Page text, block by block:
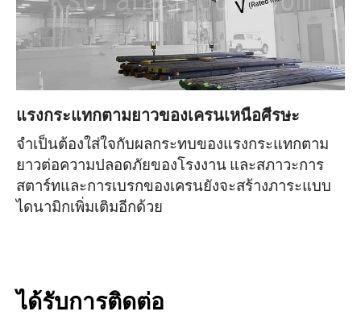
แรงกระแทกตามยาวของเครนเหนือศีรษะ
จำเป็นต้องใส่ใจกับผลกระทบของแรงกระแทกตาม
ยาวต่อความปลอดภัยของโรงงาน และสภาวะการ
สตาร์ทและการเบรกของเครนยังจะสร้างภาระแบบ
ไดนามิกเพิ่มเติมอีกด้วย
ได้รับการติดต่อ